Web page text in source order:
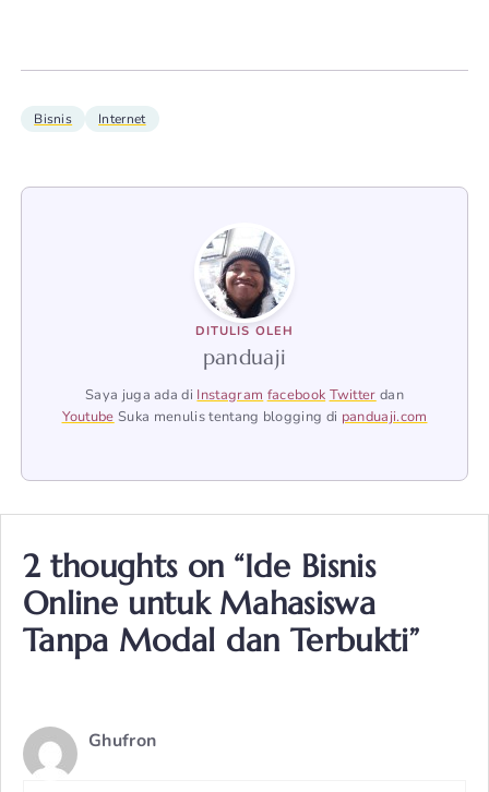
Bisnis Internet
DITULIS OLEH
panduaji
Saya juga ada di Instagram facebook Twitter dan
Youtube Suka menulis tentang blogging di panduaji.com
2 thoughts on “Ide Bisnis
Online untuk Mahasiswa
Tanpa Modal dan Terbukti”
Ghufron